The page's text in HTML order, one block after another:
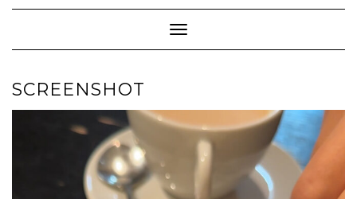
Toggle Navigation
SCREENSHOT